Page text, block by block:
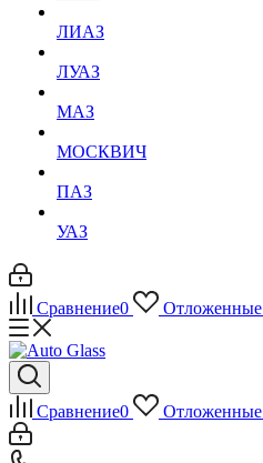
ЛИАЗ
ЛУАЗ
МАЗ
МОСКВИЧ
ПАЗ
УАЗ
Сравнение0 Отложенные
Сравнение0 Отложенные